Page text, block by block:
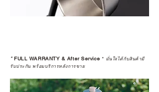
*FULL WARRANTY & After Service * มั่นใจได้กับสินค้ามี
รับประกัน พร้อมบริการหลังการขาย